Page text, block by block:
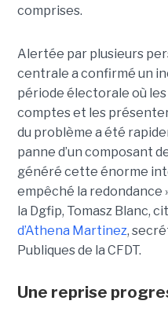
comprises.
Alertée par plusieurs
centrale a confirmé un
période électorale où
comptes et les
du problème a été
panne d’un composant
généré cette énorme
empêché la redondance
la Dgfip, Tomasz Blanc,
d’Athena Martinez,
Publiques de la CFDT.
Une reprise